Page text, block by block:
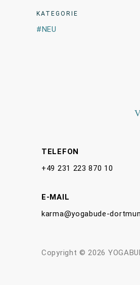
KATEGORIE
NEU
TELEFON
+49 231 223 870 10
E-MAIL
karma@yogabude-
Copyright © 2026